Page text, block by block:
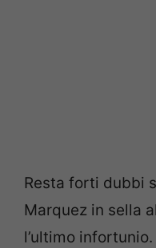
Resta forti dubbi
Marquez in sella
l’ultimo